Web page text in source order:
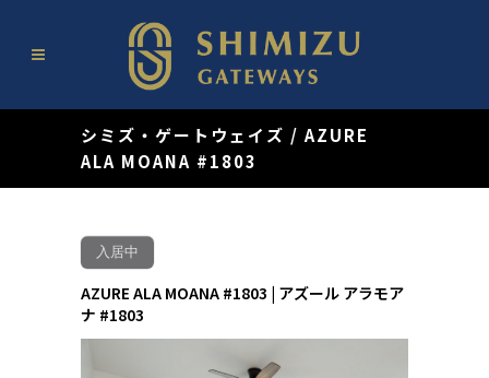
シミズ・ゲートウェイズ / AZURE
ALA MOANA #1803
入居中
AZURE ALA MOANA #1803 | アズール アラモア
ナ #1803